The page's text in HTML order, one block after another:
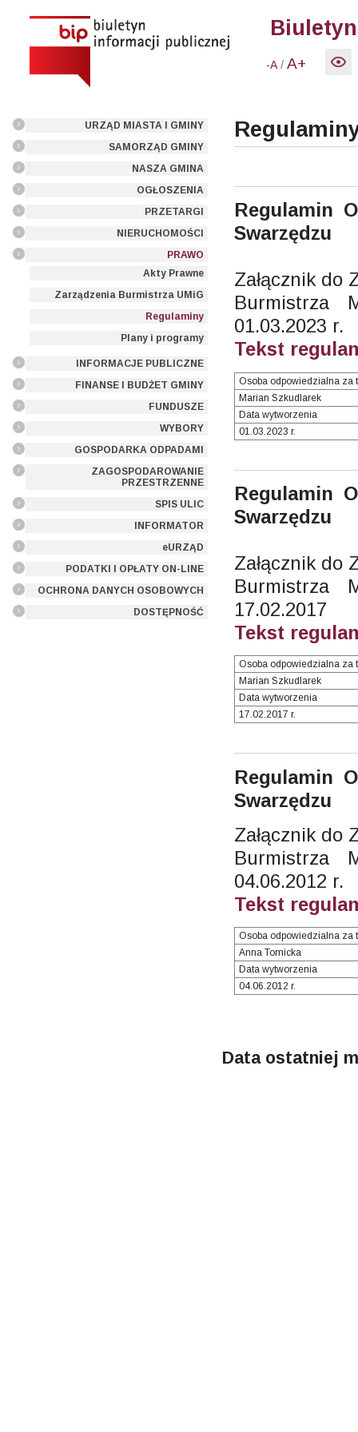
-A /A+
URZĄD MIASTA I GMINY
SAMORZĄD GMINY
NASZA GMINA
OGŁOSZENIA
PRZETARGI
NIERUCHOMOŚCI
PRAWO
Akty Prawne
Zarządzenia Burmistrza UMiG
Regulaminy
Plany i programy
INFORMACJE PUBLICZNE
FINANSE I BUDŻET GMINY
FUNDUSZE
WYBORY
GOSPODARKA ODPADAMI
ZAGOSPODAROWANIE
PRZESTRZENNE
SPIS ULIC
INFORMATOR
eURZĄD
PODATKI I OPŁATY ON-LINE
OCHRONA DANYCH OSOBOWYCH
DOSTĘPNOŚĆ
Regulamin
Swarzędzu
Załącznik do
Burmistrza
01.03.2023 r.
Tekst
Osoba odpowiedzialna za
Marian Szkudlarek
Data wytworzenia
01.03.2023 r.
Regulamin
Swarzędzu
Załącznik do
Burmistrza
17.02.2017
Tekst
Osoba odpowiedzialna za
Marian Szkudlarek
Data wytworzenia
17.02.2017 r.
Regulamin
Swarzędzu
Załącznik do
Burmistrza
04.06.2012 r.
Tekst
Osoba odpowiedzialna za
Anna Tomicka
Data wytworzenia
04.06.2012 r.
Data ostatniej